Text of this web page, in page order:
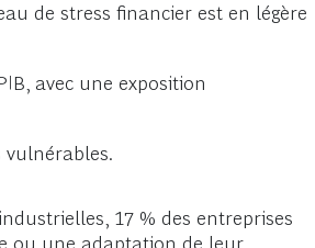
de stress financier est en légère
avec une exposition
17 % des entreprises
ou une adaptation de leur